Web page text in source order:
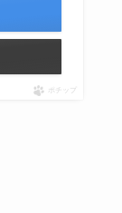
ポチップ